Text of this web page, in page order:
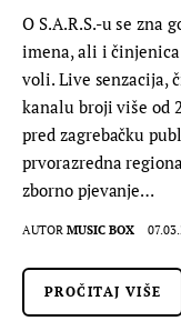
O S.A.R.S.-u se zna
imena, ali i
voli. Live senzacija,
kanalu broji više od
pred zagrebačku
prvorazredna
zborno pjevanje…
AUTOR MUSIC BOX
PROČITAJ VIŠE